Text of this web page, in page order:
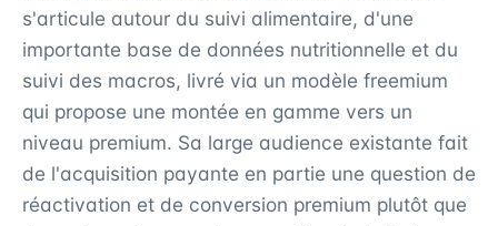
s'articule autour du suivi alimentaire, d'une
importante base de données nutritionnelle et du
suivi des macros, livré via un modèle freemium
qui propose une montée en gamme vers un
niveau premium. Sa large audience existante fait
de l'acquisition payante en partie une question de
réactivation et de conversion premium plutôt que